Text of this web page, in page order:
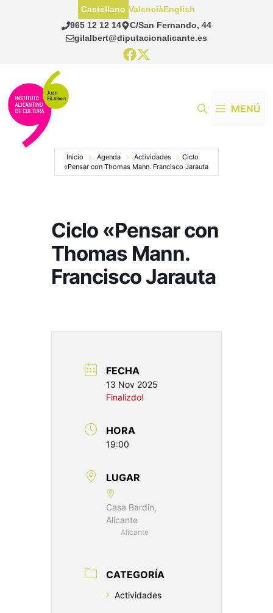
965 12 12 14
C/San Fernando, 44
gilalbert@diputacionalicante.es
Castellano ValenciàEnglish
MENÚ
Inicio Agenda Actividades
Ciclo
«Pensar con Thomas Mann. Francisco Jarauta
Ciclo «Pensar con
Thomas Mann.
Francisco Jarauta
FECHA
13 Nov 2025
Finalizdo!
HORA
19:00
LUGAR
Casa Bardin,
Alicante
Alicante
CATEGORÍA
Actividades